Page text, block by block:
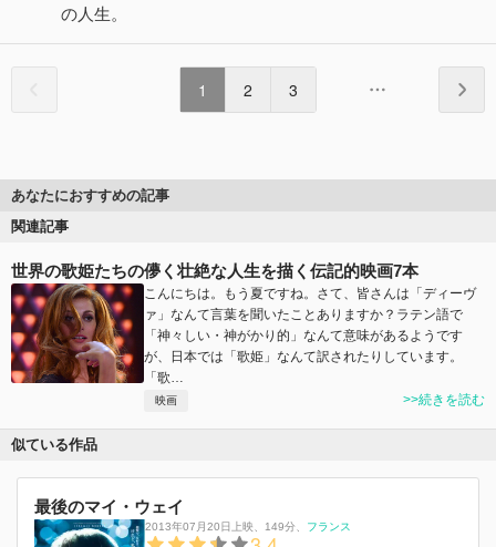
の人生。
1 2 3
あなたにおすすめの記事
関連記事
世界の歌姫たちの儚く壮絶な人生を描く伝記的映画7本
こんにちは。もう夏ですね。さて、皆さんは「ディーヴ
ァ」なんて言葉を聞いたことありますか？ラテン語で
「神々しい・神がかり的」なんて意味があるようです
が、日本では「歌姫」なんて訳されたりしています。
「歌…
映画 >>続きを読む
似ている作品
最後のマイ・ウェイ
2013年07月20日上映 149分 フランス